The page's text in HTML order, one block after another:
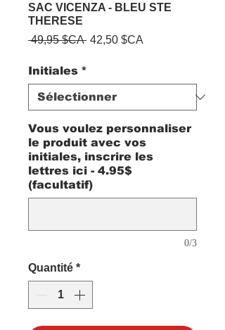
SAC VICENZA - BLEU STE
THERESE
49,95 $CA Prix
42,50 $CA
Initiales *
Vous voulez personnaliser
le produit avec vos
initiales, inscrire les
lettres ici - 4.95$
(facultatif)
0/3
Quantité *